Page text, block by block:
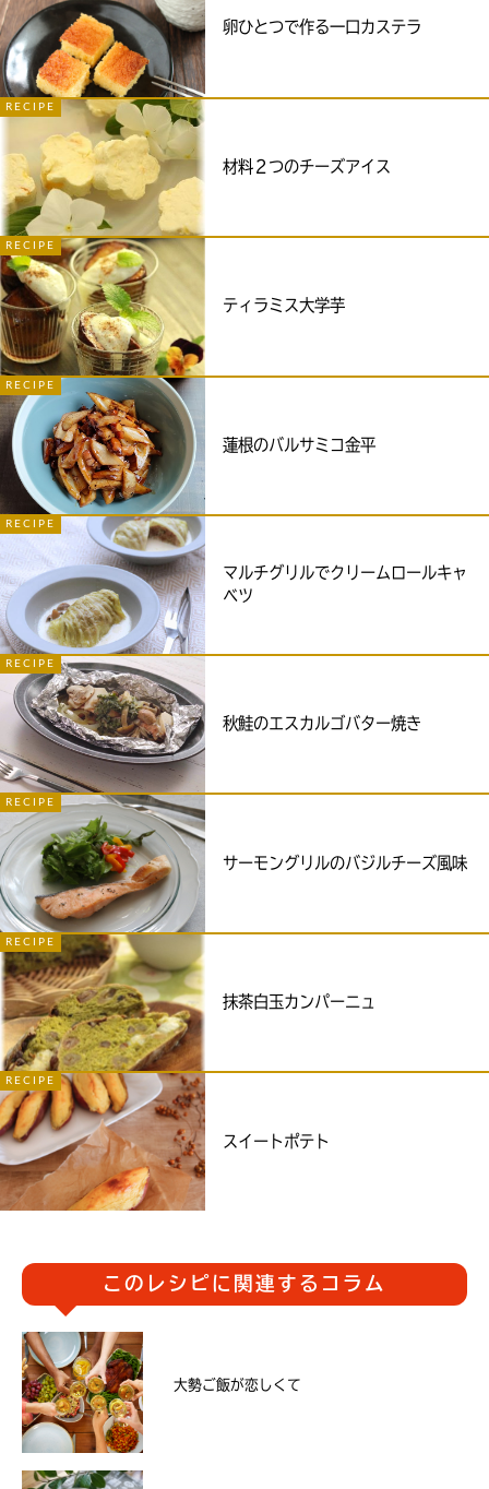
卵ひとつで作る一口カステラ
RECIPE
材料２つのチーズアイス
RECIPE
ティラミス大学芋
RECIPE
蓮根のバルサミコ金平
RECIPE
マルチグリルでクリームロールキャ
ベツ
RECIPE
秋鮭のエスカルゴバター焼き
RECIPE
サーモングリルのバジルチーズ風味
RECIPE
抹茶白玉カンパーニュ
RECIPE
スイートポテト
このレシピに関連するコラム
大勢ご飯が恋しくて